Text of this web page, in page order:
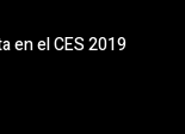
en el CES 2019